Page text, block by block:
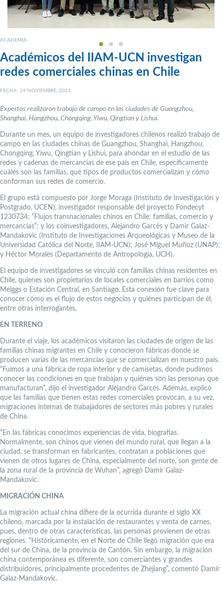
ACADEMIA
Académicos del IIAM-UCN investigan
redes comerciales chinas en Chile
FECHA: 24 NOVIEMBRE, 2023
Expertos realizaron trabajo de campo en las ciudades de Guangzhou,
Shanghai, Hangzhou, Chongqing, Yiwu, Qingtian y Lishui.
Durante un mes, un equipo de investigadores chilenos realizó trabajo de
campo en las ciudades chinas de Guangzhou, Shanghai, Hangzhou,
Chongqing, Yiwu, Qingtian y Lishui, para ahondar en el estudio de las
redes y cadenas de mercancías de ese país en Chile, específicamente
cuáles son las familias, qué tipos de productos comercializan y cómo
conforman sus redes de comercio.
El grupo está compuesto por Jorge Moraga (Instituto de Investigación y
Postgrado, UCEN), investigador responsable del proyecto Fondecyt
1230734: “Flujos transnacionales chinos en Chile: familias, comercio y
mercancías”; y los coinvestigadores, Alejandro Garcés y Damir Galaz-
Mandakovic (Instituto de Investigaciones Arqueológicas y Museo de la
Universidad Católica del Norte, IIAM-UCN); José Miguel Muñoz (UNAP);
y Héctor Morales (Departamento de Antropología, UCH).
El equipo de investigadores se vinculó con familias chinas residentes en
Chile, quienes son propietarios de locales comerciales en barrios como
Meiggs o Estación Central, en Santiago. Esta conexión fue clave para
conocer cómo es el flujo de estos negocios y quiénes participan de él,
entre otras interrogantes.
EN TERRENO
Durante el viaje, los académicos visitaron las ciudades de origen de las
familias chinas migrantes en Chile y conocieron fábricas donde se
producen varias de las mercancías que se comercializan en nuestro país.
“Fuimos a una fábrica de ropa interior y de camisetas, donde pudimos
conocer las condiciones en que trabajan y quiénes son las personas que
manufacturan”, dijo el investigador Alejandro Garcés. Además, explicó
que las familias que tienen estas redes comerciales provocan, a su vez,
migraciones internas de trabajadores de sectores más pobres y rurales
de China.
“En las fábricas conocimos experiencias de vida, biografías.
Normalmente, son chinos que vienen del mundo rural, que llegan a la
ciudad, se transforman en fabricantes, contratan a poblaciones que
vienen de otros lugares de China, especialmente del norte, son gente de
la zona rural de la provincia de Wuhan”, agregó Damir Galaz-
Mandakovic.
MIGRACIÓN CHINA
La migración actual china difiere de la ocurrida durante el siglo XX
chileno, marcada por la instalación de restaurantes y venta de carnes,
pues, dentro de otras características, las personas provienen de otras
regiones. “Históricamente, en el Norte de Chile llegó migración que era
del sur de China, de la provincia de Cantón. Sin embargo, la migración
china contemporánea es diferente, son comerciantes y grandes
distribuidores, principalmente procedentes de Zhejiang”, comentó Damir
Galaz-Mandakovic.